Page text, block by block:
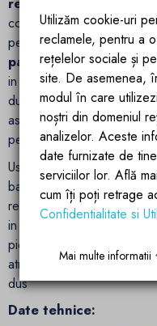
configuratia spatiului
permite instalareaatat
partea dreapta a
in designul interior.
dumneavoastra, usa de
asigurand o integrare
pentru fiecare utilizator.
Usa de dus Azure nu doar
baii tale, dar transforma
reflectand standardele
in fiecare aspect. Alege
piesa de mobilier
atrage privirile, dar si
dus
Date tehnice:
Utilizăm cookie-uri
reclamele, pentru a
rețelelor sociale și
site. De asemenea,
modul în care
noștri din domeniul
analizelor. Aceste
date furnizate de
serviciilor lor. Află
cum îți poți retrage
Confidentialitate si
Mai multe informatii